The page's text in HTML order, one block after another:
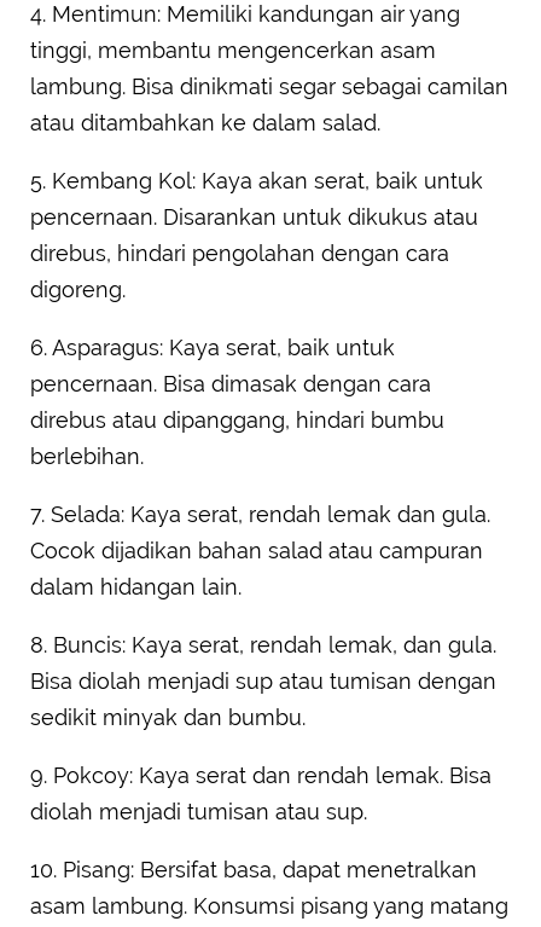
4. Mentimun: Memiliki kandungan air yang
tinggi, membantu mengencerkan asam
lambung. Bisa dinikmati segar sebagai camilan
atau ditambahkan ke dalam salad.
5. Kembang Kol: Kaya akan serat, baik untuk
pencernaan. Disarankan untuk dikukus atau
direbus, hindari pengolahan dengan cara
digoreng.
6. Asparagus: Kaya serat, baik untuk
pencernaan. Bisa dimasak dengan cara
direbus atau dipanggang, hindari bumbu
berlebihan.
7. Selada: Kaya serat, rendah lemak dan gula.
Cocok dijadikan bahan salad atau campuran
dalam hidangan lain.
8. Buncis: Kaya serat, rendah lemak, dan gula.
Bisa diolah menjadi sup atau tumisan dengan
sedikit minyak dan bumbu.
9. Pokcoy: Kaya serat dan rendah lemak. Bisa
diolah menjadi tumisan atau sup.
10. Pisang: Bersifat basa, dapat menetralkan
asam lambung. Konsumsi pisang yang matang